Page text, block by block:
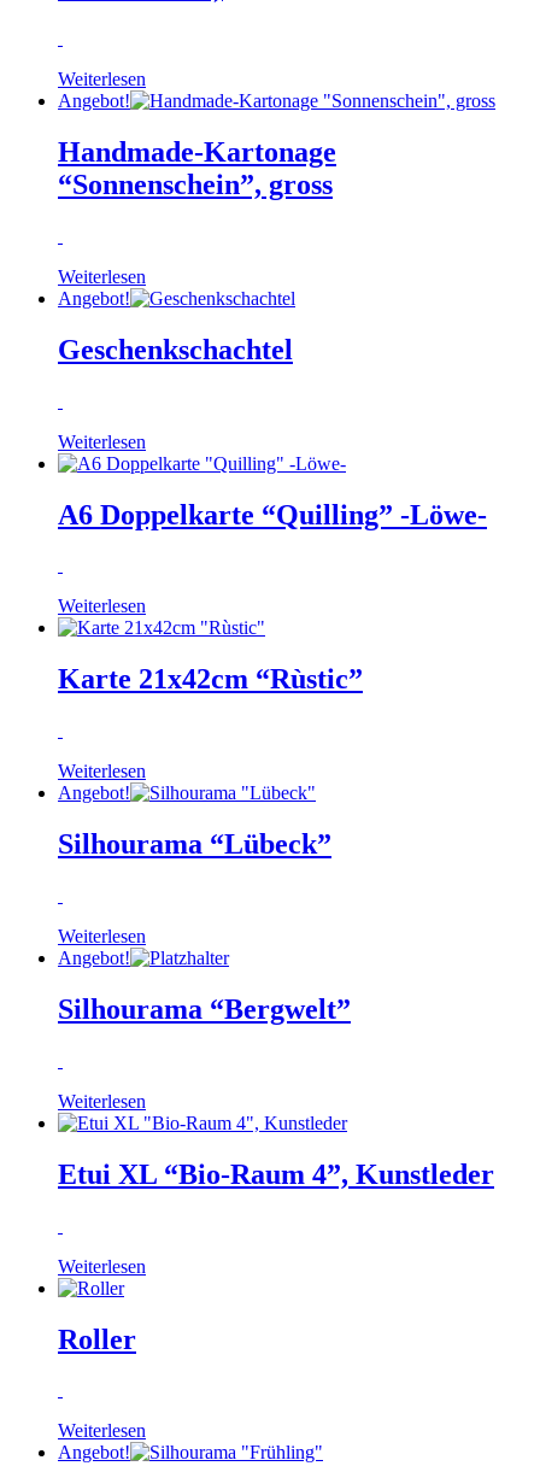
Weiterlesen
Angebot!
Handmade-Kartonage
“Sonnenschein”, gross
Weiterlesen
Angebot!
Geschenkschachtel
Weiterlesen
A6 Doppelkarte “Quilling” -Löwe-
Weiterlesen
Karte 21x42cm “Rùstic”
Weiterlesen
Angebot!
Silhourama “Lübeck”
Weiterlesen
Angebot!
Silhourama “Bergwelt”
Weiterlesen
Etui XL “Bio-Raum 4”, Kunstleder
Weiterlesen
Roller
Weiterlesen
Angebot!